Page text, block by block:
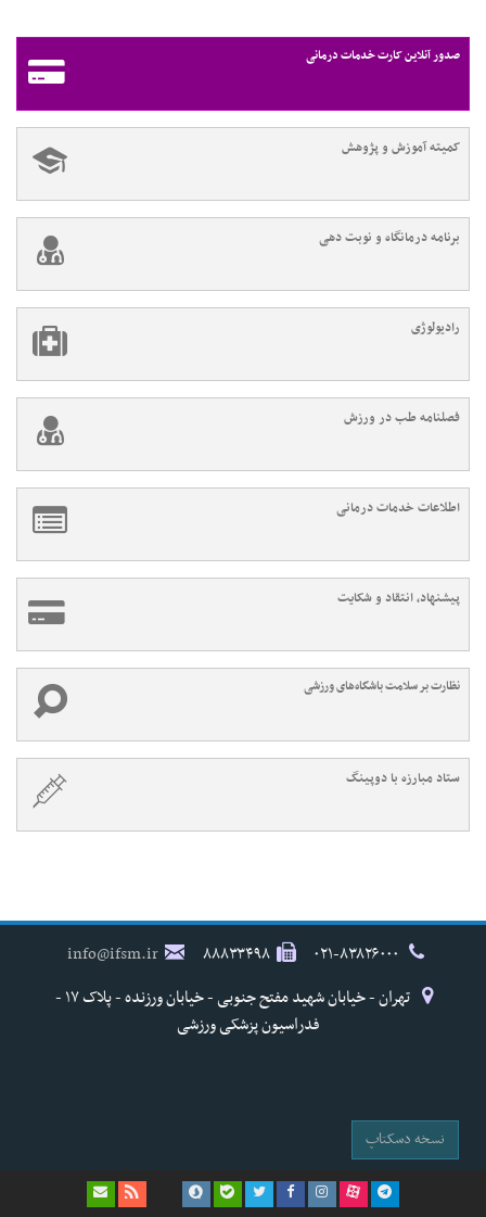
صدور آنلاین کارت خدمات درمانی
کمیته آموزش و پژوهش
برنامه درمانگاه و نوبت دهی
رادیولوژی
فصلنامه طب در ورزش
اطلاعات خدمات درمانی
پیشنهاد، انتقاد و شکایت
نظارت بر سلامت باشگاه‌های ورزشی
ستاد مبارزه با دوپینگ
۸۸۸۳۳۴۹۸
info@ifsm.ir
تهران - خیابان شهید مفتح جنوبی - خیابان ورزنده - پلاک ۱۷ -
فدراسیون پزشکی ورزشی
نسخه دسکتاپ